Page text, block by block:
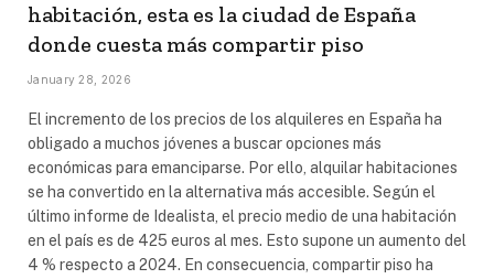
habitación, esta es la ciudad de España
donde cuesta más compartir piso
January 28, 2026
El incremento de los precios de los alquileres en España ha
obligado a muchos jóvenes a buscar opciones más
económicas para emanciparse. Por ello, alquilar habitaciones
se ha convertido en la alternativa más accesible. Según el
último informe de Idealista, el precio medio de una habitación
en el país es de 425 euros al mes. Esto supone un aumento del
4 % respecto a 2024. En consecuencia, compartir piso ha